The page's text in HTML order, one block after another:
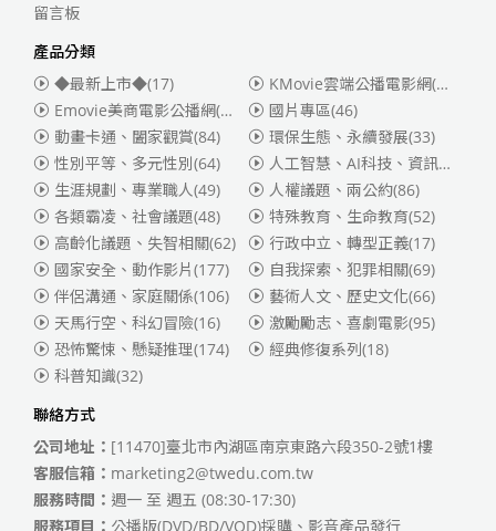
留言板
產品分類
◆最新上市◆(17)
KMovie雲端公播電影網(迪士尼、福斯、索尼)
Emovie美商電影公播網(華納)
(186)
國片專區(46)
動畫卡通、闔家觀賞(84) 環保生態、永續發展(33)
性別平等、多元性別(64) 人工智慧、AI科技、資訊安全
生涯規劃、專業職人(49) 人權議題、兩公約(86)
各類霸凌、社會議題(48) 特殊教育、生命教育(52)
高齡化議題、失智相關(62) 行政中立、轉型正義(17)
國家安全、動作影片(177) 自我探索、犯罪相關(69)
伴侶溝通、家庭關係(106) 藝術人文、歷史文化(66)
天馬行空、科幻冒險(16) 激勵勵志、喜劇電影(95)
恐怖驚悚、懸疑推理(174) 經典修復系列(18)
科普知識(32)
聯絡方式
公司地址： [11470]臺北市內湖區南京東路六段350-2號1樓
客服信箱： marketing2@twedu.com.tw
服務時間： 週一 至 週五 (08:30-17:30)
服務項目： 公播版(DVD/BD/VOD)採購、影音產品發行